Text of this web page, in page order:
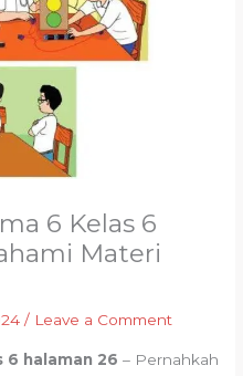
6 Kelas 6
Materi
/ Leave a Comment
6 halaman 26 – Pernahkah